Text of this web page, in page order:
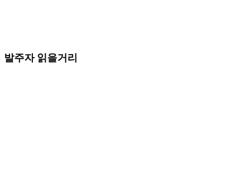
발주자 읽을거리